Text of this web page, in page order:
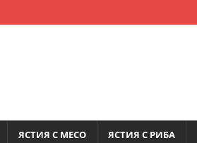
ЯСТИЯ С МЕСО ЯСТИЯ С РИБА